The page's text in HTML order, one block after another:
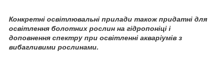
Конкретні освітлювальні прилади також придатні для
освітлення болотних рослин на гідропоніці і
доповнення спектру при освітленні акваріумів з
вибагливими рослинами.